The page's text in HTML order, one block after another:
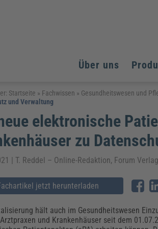
Über uns
& Gesundheitsschutz
(AKADEMIE HERKERT)
& Brandschutz
& Office-Management
& Architektenrecht
& Gebäudemanagement
und Erziehung
& Arbeitshilfen
Jugendhilfe & Inklusion
& IT-Recht
& IT-Sicherheit
& Elektrotechnik
und Umwelt
& Arbeitshilfen
(AKADEMIE HERKERT)
und Erziehung
und Umwelt
und Finanzen
und Erziehung
und Umwelt
und Finanzen
Startseite » Fachwissen » Gesundheitswesen und
und Verwaltung
elektronische
zu
| T. Reddel – Online-Redaktion, Forum
jetzt herunterladen
hält auch im Gesundheitswesen
und Krankenhäuser seit dem